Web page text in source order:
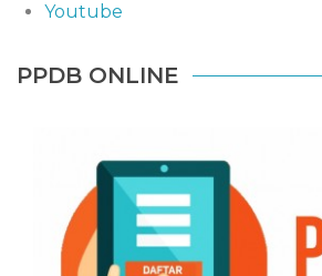
Youtube
PPDB ONLINE